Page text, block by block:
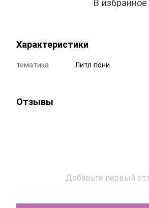
Характеристики
тематика Литл пони
Отзывы
Добавьте первый